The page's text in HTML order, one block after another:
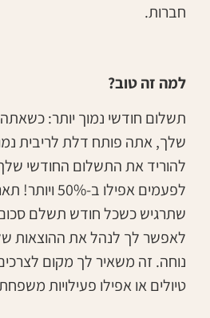
חברות.
למה זה טוב?
תשלום חודשי נמוך יותר:כשאתה
שלך, אתה פותח דלת לריבית
להוריד את התשלום החודשי
לפעמים
שתרגיש כשכל חודש תשלם סכום
לאפשר לך לנהל את ההוצאות
נוחה. זה משאיר לך מקום לצרכים
טיולים או אפילו פעילויות